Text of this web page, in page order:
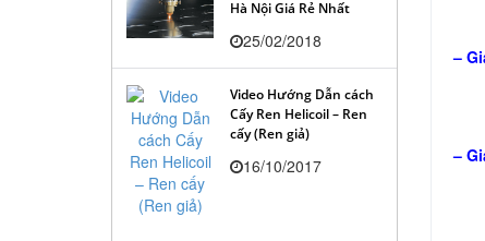
Hà Nội Giá Rẻ Nhất
25/02/2018
Video Hướng Dẫn cách
Cấy Ren Helicoil – Ren
cấy (Ren giả)
16/10/2017
–
–